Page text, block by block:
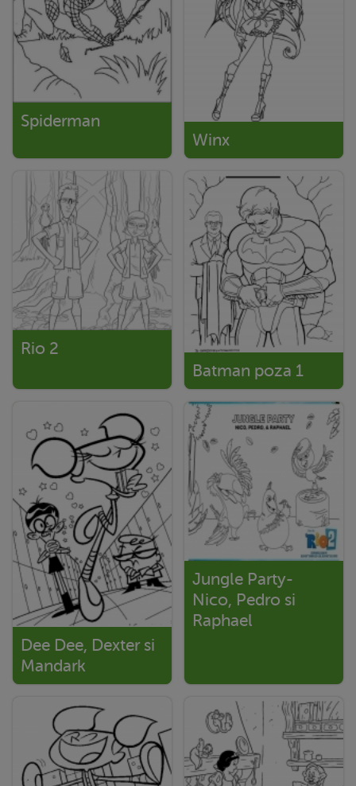
Spiderman
Winx
Rio 2
Batman poza 1
Dee Dee, Dexter si
Mandark
Jungle Party-
Nico, Pedro si
Raphael